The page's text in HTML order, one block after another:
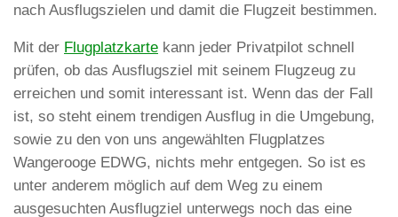
nach Ausflugszielen und damit die Flugzeit bestimmen.
Mit der Flugplatzkarte kann jeder Privatpilot schnell
prüfen, ob das Ausflugsziel mit seinem Flugzeug zu
erreichen und somit interessant ist. Wenn das der Fall
ist, so steht einem trendigen Ausflug in die Umgebung,
sowie zu den von uns angewählten Flugplatzes
Wangerooge EDWG, nichts mehr entgegen. So ist es
unter anderem möglich auf dem Weg zu einem
ausgesuchten Ausflugziel unterwegs noch das eine